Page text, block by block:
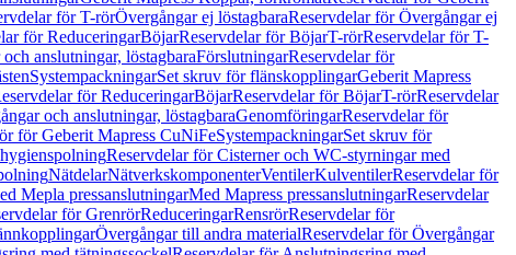
för T-rörÖvergångar ej löstagbaraReservdelar för Övergångar ej
för ReduceringarBöjarReservdelar för BöjarT-rörReservdelar för T-
anslutningar, löstagbaraFörslutningarReservdelar för
SystempackningarSet skruv för flänskopplingarGeberit Mapress
för ReduceringarBöjarReservdelar för BöjarT-rörReservdelar
och anslutningar, löstagbaraGenomföringarReservdelar för
för Geberit Mapress CuNiFeSystempackningarSet skruv för
Reservdelar för Cisterner och WC-styrningar med
NätdelarNätverkskomponenterVentilerKulventilerReservdelar för
Mepla pressanslutningarMed Mapress pressanslutningarReservdelar
för GrenrörReduceringarRensrörReservdelar för
Övergångar till andra materialReservdelar för Övergångar